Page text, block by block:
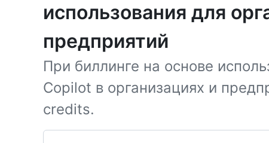
использования для
предприятий
При биллинге на основе
Copilot в организациях и
credits.